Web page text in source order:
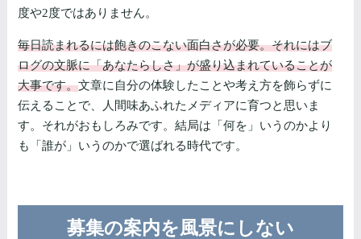
度や2度ではありません。
毎日読まれるには飽きのこない面白さが必要。それにはブ
ログの文脈に「あなたらしさ」が盛り込まれていることが
大事です。文章に自分の体験したことや考え方を飾らずに
伝えることで、人間味あふれたメディアに育つと思いま
す。それがおもしろみです。結局は「何を」いうのかより
も「誰が」いうのかで選ばれる時代です。
募集の案内を風景にしない